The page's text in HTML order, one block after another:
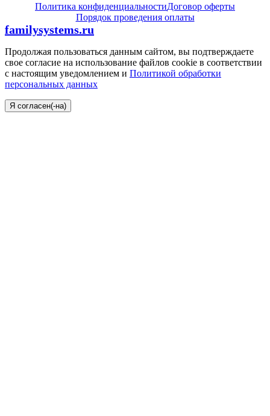
Политика конфиденциальностиДоговор оферты
Порядок проведения оплаты
familysystems.ru
Продолжая пользоваться данным сайтом, вы подтверждаете
свое согласие на использование файлов cookie в соответствии
с настоящим уведомлением и Политикой обработки
персональных данных
Я согласен(-на)